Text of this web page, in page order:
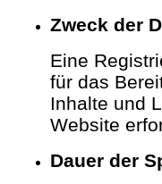
Zweck der
Eine
für das
Inhalte und
Website
Dauer der